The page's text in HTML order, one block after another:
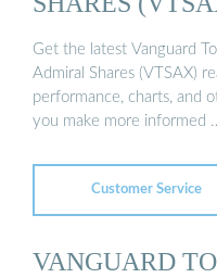
Get the latest Vanguard
Admiral Shares (VTSAX)
performance, charts, and
you make more informed
Customer Service
VANGUARD